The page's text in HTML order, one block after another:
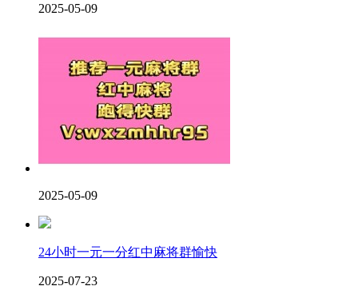
2025-05-09
2025-05-09
24小时一元一分红中麻将群愉快
2025-07-23